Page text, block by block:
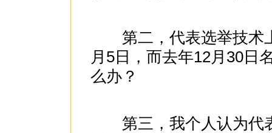
第二，代表选举技术
月5日，而去年12月30日
么办？
第三，我个人认为代